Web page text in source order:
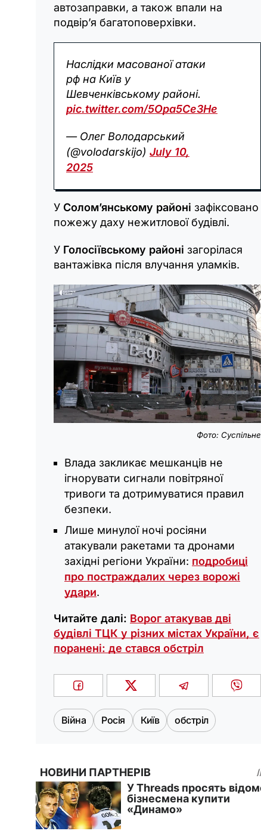
автозаправки, а також впали на
подвір’я багатоповерхівки.
Наслідки масованої атаки
рф на Київ у
Шевченківському районі.
pic.twitter.com/5Opa5Ce3He
— Олег Володарський
(@volodarskijo) July 10,
2025
У Солом’янському районі зафіксовано
пожежу даху нежитлової будівлі.
У Голосіївському районі загорілася
вантажівка після влучання уламків.
Фото: Суспільне
Влада закликає мешканців не
ігнорувати сигнали повітряної
тривоги та дотримуватися правил
безпеки.
Лише минулої ночі росіяни
атакували ракетами та дронами
західні регіони України: подробиці
про постраждалих через ворожі
удари.
Читайте далі: Ворог атакував дві
будівлі ТЦК у різних містах України, є
поранені: де стався обстріл
Війна Росія Київ обстріл